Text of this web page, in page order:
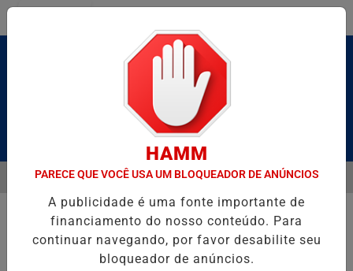
Pesquisar Notícia
HOMENAGEIA UZIEL BUENO NO TERRAÇO MINEIRO D'
EM ALTA
MENU
HAMM
PARECE QUE VOCÊ USA UM BLOQUEADOR DE ANÚNCIOS
A publicidade é uma fonte importante de
financiamento do nosso conteúdo. Para
continuar navegando, por favor desabilite seu
bloqueador de anúncios.